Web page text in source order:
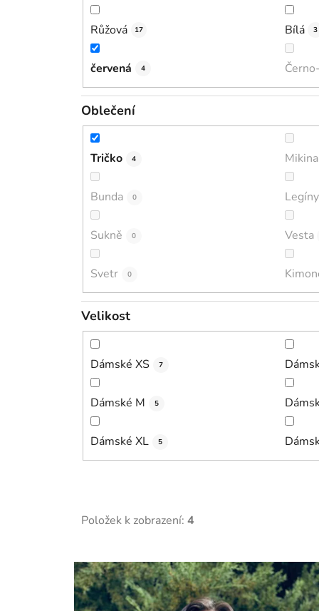
Růžová 17 Bílá 3
červená 4
Oblečení
Tričko 4 Mikina
Bunda 0 Legíny
Sukně 0 Vesta
Svetr 0
Velikost
Dámské XS 7
Dámské M 5
Dámské XL 5
Položek k zobrazení: 4
V
ý
p